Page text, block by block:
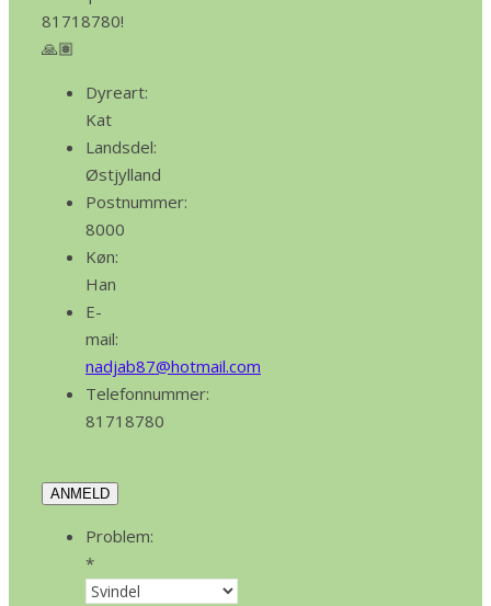
81718780!
🙏🏽
Dyreart:
Kat
Landsdel:
Østjylland
Postnummer:
8000
Køn:
Han
E-
mail:
nadjab87@hotmail.com
Telefonnummer:
81718780
ANMELD
Problem:
*